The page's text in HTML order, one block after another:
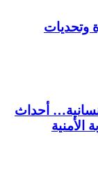
وتحديات
أحداث